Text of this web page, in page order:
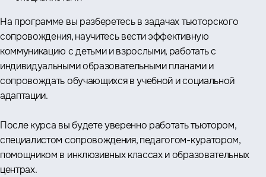
На программе вы разберетесь в задачах тьюторского
сопровождения, научитесь вести эффективную
коммуникацию с детьми и взрослыми, работать с
индивидуальными образовательными планами и
сопровождать обучающихся в учебной и социальной
адаптации.
После курса вы будете уверенно работать тьютором,
специалистом сопровождения, педагогом-куратором,
помощником в инклюзивных классах и образовательных
центрах.